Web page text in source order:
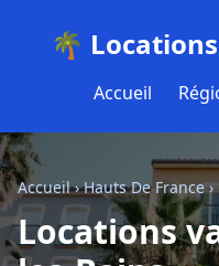
🌴
Accueil
Accueil›Hauts De France›
Locations